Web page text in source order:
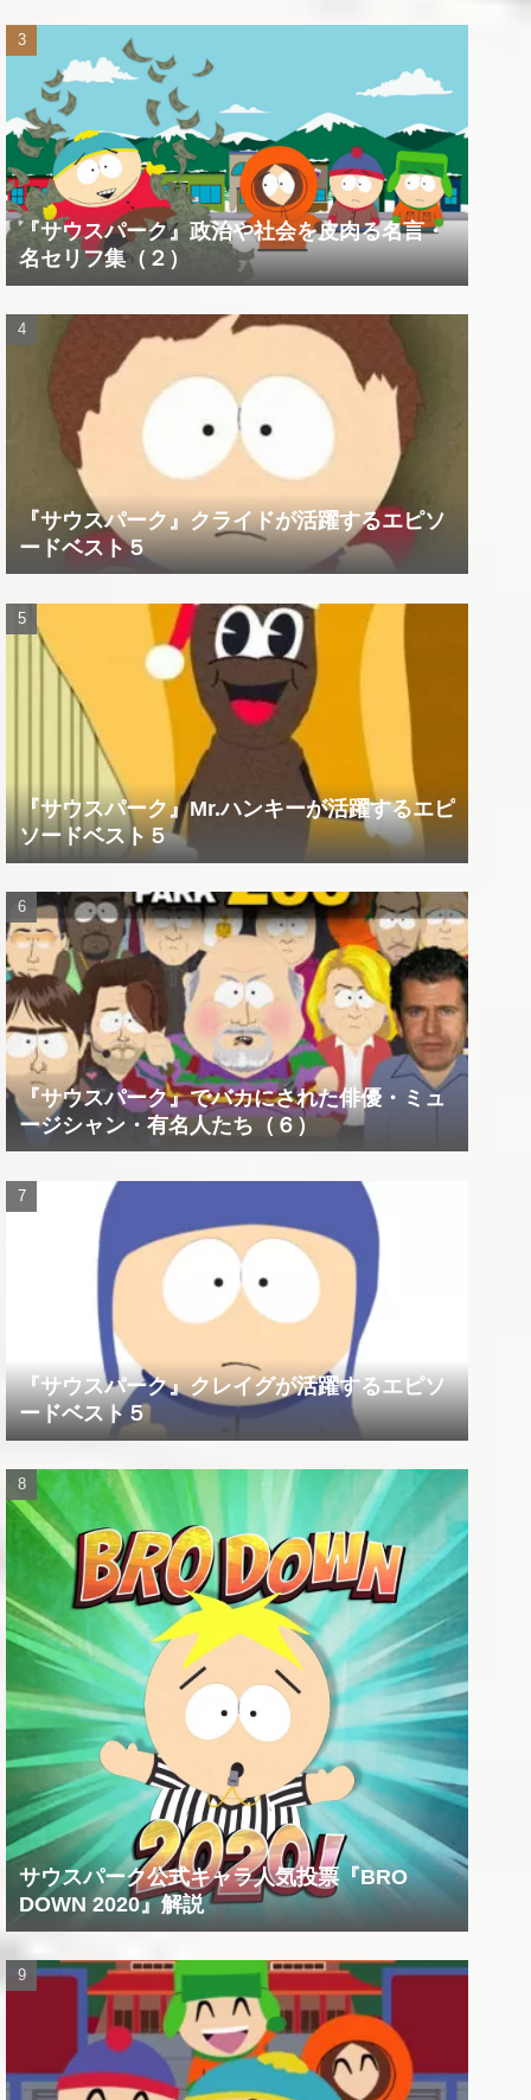
『サウスパーク』政治や社会を皮肉る名言・
名セリフ集（２）
『サウスパーク』クライドが活躍するエピソ
ードベスト５
『サウスパーク』Mr.ハンキーが活躍するエピ
ソードベスト５
『サウスパーク』でバカにされた俳優・ミュ
ージシャン・有名人たち（６）
『サウスパーク』クレイグが活躍するエピソ
ードベスト５
サウスパーク公式キャラ人気投票『BRO
DOWN 2020』解説